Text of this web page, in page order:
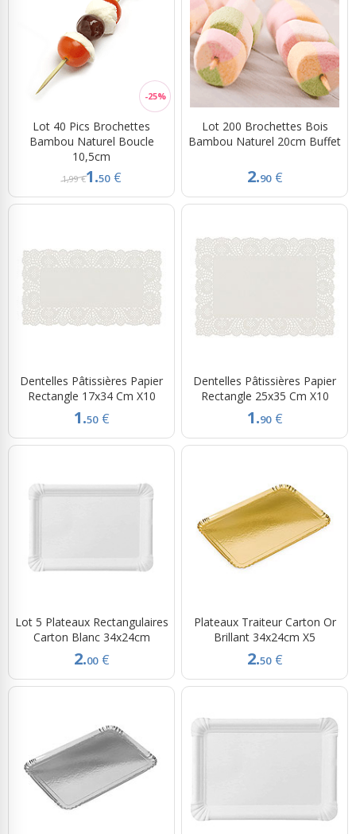
Lot 40 Pics Brochettes
Bambou Naturel Boucle
10,5cm
1,99 €1.50 €
Lot 200 Brochettes Bois
Bambou Naturel 20cm Buffet
2.90 €
Dentelles Pâtissières Papier
Rectangle 17x34 Cm X10
1.50 €
Dentelles Pâtissières Papier
Rectangle 25x35 Cm X10
1.90 €
Lot 5 Plateaux Rectangulaires
Carton Blanc 34x24cm
2.00 €
Plateaux Traiteur Carton Or
Brillant 34x24cm X5
2.50 €